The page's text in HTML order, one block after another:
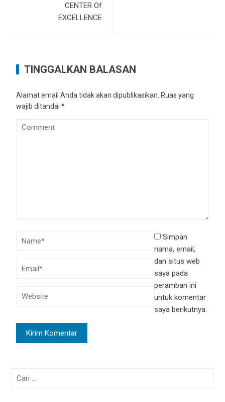
CENTER Of
EXCELLENCE
TINGGALKAN BALASAN
Alamat email Anda tidak akan dipublikasikan. Ruas yang
wajib ditandai*
Simpan
nama, email,
dan situs web
saya pada
peramban ini
untuk komentar
saya berikutnya.
Cari